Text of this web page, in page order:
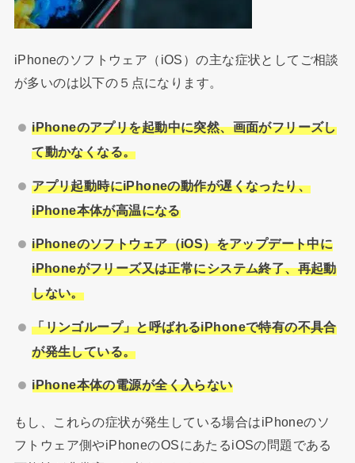
iPhoneのソフトウェア（iOS）の主な症状としてご相談
が多いのは以下の５点になります。
iPhoneのアプリを起動中に突然、画面がフリーズし
て動かなくなる。
アプリ起動時にiPhoneの動作が遅くなったり、
iPhone本体が高温になる
iPhoneのソフトウェア（iOS）をアップデート中に
iPhoneがフリーズ又は正常にシステム終了、再起動
しない。
「リンゴループ」と呼ばれるiPhoneで特有の不具合
が発生している。
iPhone本体の電源が全く入らない
もし、これらの症状が発生している場合はiPhoneのソ
フトウェア側やiPhoneのOSにあたるiOSの問題である